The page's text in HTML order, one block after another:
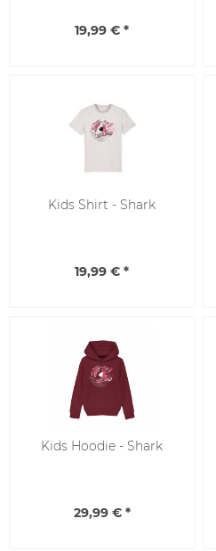
19,99 € *
Kids Shirt - Shark
19,99 € *
Kids Hoodie - Shark
29,99 € *